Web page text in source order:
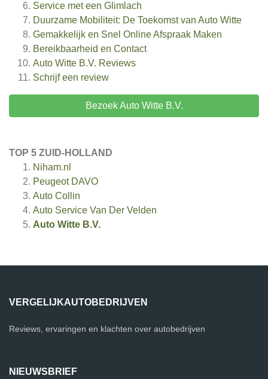
Service met een Glimlach
Duurzame Mobiliteit: De Toekomst van Auto Witte
Gemakkelijk en Snel Online Afspraak Maken
Bereikbaarheid en Contact
Auto Witte B.V. Reviews
Schrijf een review
Bezoek Auto Witte B.V.
TOP 5 ZUID-HOLLAND
Niham.nl
Peugeot DAVO
Auto Collin
Auto Service Van Der Velden
Auto Witte B.V.
VERGELIJKAUTOBEDRIJVEN
Reviews, ervaringen en klachten over autobedrijven
NIEUWSBRIEF